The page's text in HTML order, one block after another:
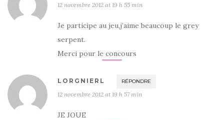
12 novembre 2012 at 19 h 55 min
Je participe au jeu,j’aime beaucoup le grey
serpent.
Merci pour le concours
LORGNIERL RÉPONDRE
12 novembre 2012 at 19 h 57 min
JE JOUE